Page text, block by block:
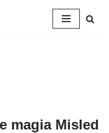
magia Misled